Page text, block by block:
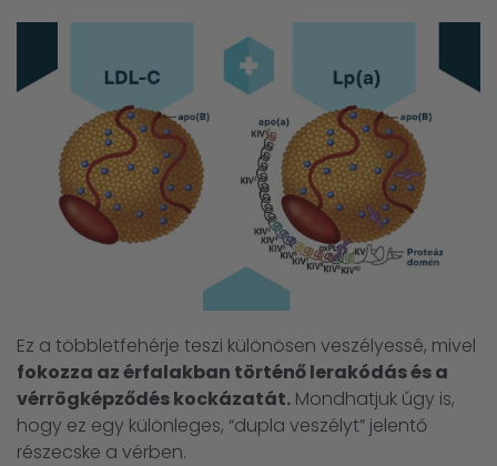
Ez a többletfehérje teszi különösen veszélyessé, mivel
fokozza az érfalakban történő lerakódás és a
vérrögképződés kockázatát. Mondhatjuk úgy is,
hogy ez egy különleges, “dupla veszélyt” jelentő
részecske a vérben.